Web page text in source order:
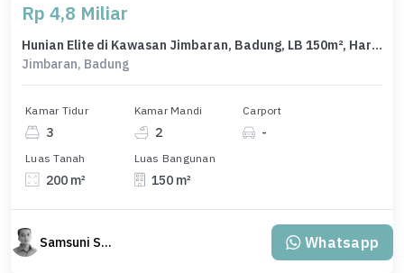
Rp 4,8 Miliar
Hunian Elite di Kawasan Jimbaran, Badung, LB 150m², Harga 4,8 Miliar
Jimbaran, Badung
Kamar Tidur
3
Kamar Mandi
2
Carport
-
Luas Tanah
200 m²
Luas Bangunan
150 m²
Samsuni Samsuni Whatsapp